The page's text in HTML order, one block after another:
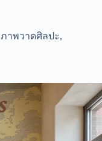
ภาพวาดศิลปะ,